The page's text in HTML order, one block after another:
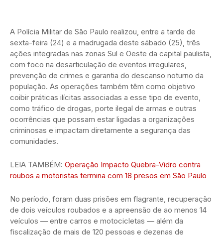
A Polícia Militar de São Paulo realizou, entre a tarde de
sexta-feira (24) e a madrugada deste sábado (25), três
ações integradas nas zonas Sul e Oeste da capital paulista,
com foco na desarticulação de eventos irregulares,
prevenção de crimes e garantia do descanso noturno da
população. As operações também têm como objetivo
coibir práticas ilícitas associadas a esse tipo de evento,
como tráfico de drogas, porte ilegal de armas e outras
ocorrências que possam estar ligadas a organizações
criminosas e impactam diretamente a segurança das
comunidades.
LEIA TAMBÉM: Operação Impacto Quebra-Vidro contra
roubos a motoristas termina com 18 presos em São Paulo
No período, foram duas prisões em flagrante, recuperação
de dois veículos roubados e a apreensão de ao menos 14
veículos — entre carros e motocicletas — além da
fiscalização de mais de 120 pessoas e dezenas de